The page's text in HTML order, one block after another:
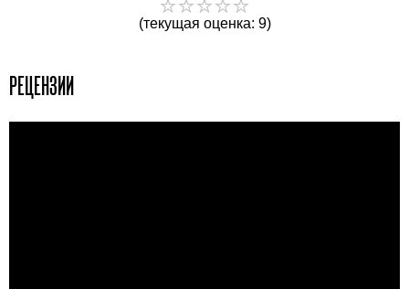
(текущая оценка: 9)
РЕЦЕНЗИИ